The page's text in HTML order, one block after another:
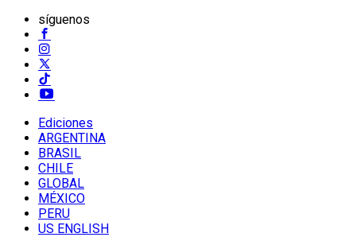
síguenos
Ediciones
ARGENTINA
BRASIL
CHILE
GLOBAL
MÉXICO
PERU
US ENGLISH